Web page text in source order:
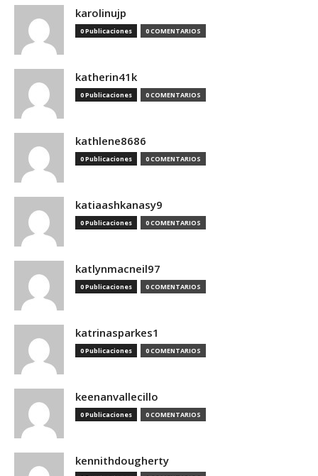
karolinujp
0 Publicaciones 0 COMENTARIOS
katherin41k
0 Publicaciones 0 COMENTARIOS
kathlene8686
0 Publicaciones 0 COMENTARIOS
katiaashkanasy9
0 Publicaciones 0 COMENTARIOS
katlynmacneil97
0 Publicaciones 0 COMENTARIOS
katrinasparkes1
0 Publicaciones 0 COMENTARIOS
keenanvallecillo
0 Publicaciones 0 COMENTARIOS
kennithdougherty